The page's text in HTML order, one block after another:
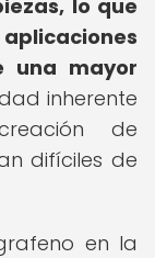
lo que
una mayor
inherente
de
difíciles de
en la